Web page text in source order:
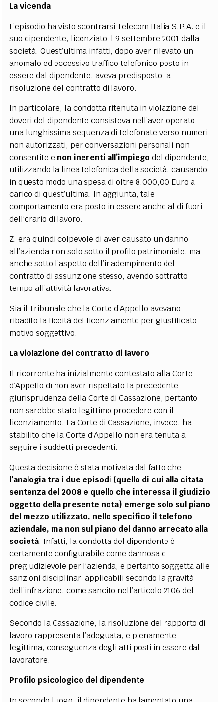
La vicenda
L’episodio ha visto scontrarsi Telecom Italia S.P.A. e il
suo dipendente, licenziato il 9 settembre 2001 dalla
società. Quest’ultima infatti, dopo aver rilevato un
anomalo ed eccessivo traffico telefonico posto in
essere dal dipendente, aveva predisposto la
risoluzione del contratto di lavoro.
In particolare, la condotta ritenuta in violazione dei
doveri del dipendente consisteva nell’aver operato
una lunghissima sequenza di telefonate verso numeri
non autorizzati, per conversazioni personali non
consentite e non inerenti all’impiego del dipendente,
utilizzando la linea telefonica della società, causando
in questo modo una spesa di oltre 8.000,00 Euro a
carico di quest’ultima. In aggiunta, tale
comportamento era posto in essere anche al di fuori
dell’orario di lavoro.
Z. era quindi colpevole di aver causato un danno
all’azienda non solo sotto il profilo patrimoniale, ma
anche sotto l’aspetto dell’inadempimento del
contratto di assunzione stesso, avendo sottratto
tempo all’attività lavorativa.
Sia il Tribunale che la Corte d’Appello avevano
ribadito la liceità del licenziamento per giustificato
motivo soggettivo.
La violazione del contratto di lavoro
Il ricorrente ha inizialmente contestato alla Corte
d’Appello di non aver rispettato la precedente
giurisprudenza della Corte di Cassazione, pertanto
non sarebbe stato legittimo procedere con il
licenziamento. La Corte di Cassazione, invece, ha
stabilito che la Corte d’Appello non era tenuta a
seguire i suddetti precedenti.
Questa decisione è stata motivata dal fatto che
l’analogia tra i due episodi (quello di cui alla citata
sentenza del 2008 e quello che interessa il giudizio
oggetto della presente nota) emerge solo sul piano
del mezzo utilizzato, nello specifico il telefono
aziendale, ma non sul piano del danno arrecato alla
società. Infatti, la condotta del dipendente è
certamente configurabile come dannosa e
pregiudizievole per l’azienda, e pertanto soggetta alle
sanzioni disciplinari applicabili secondo la gravità
dell’infrazione, come sancito nell’articolo 2106 del
codice civile.
Secondo la Cassazione, la risoluzione del rapporto di
lavoro rappresenta l’adeguata, e pienamente
legittima, conseguenza degli atti posti in essere dal
lavoratore.
Profilo psicologico del dipendente